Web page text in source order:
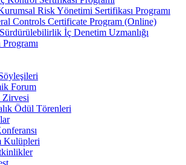
Risk Yönetimi Sertifikası Programı
Controls Certificate Program (Online)
İç Denetim Uzmanlığı
Forum
Zirvesi
Ödül Törenleri
Kulüpleri